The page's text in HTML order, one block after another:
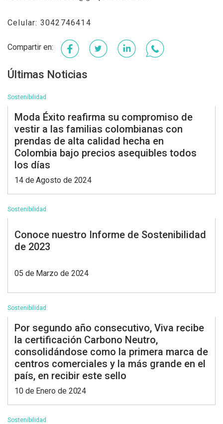
Celular: 3042746414
Últimas Noticias
Sostenibilidad
Moda Éxito reafirma su compromiso de
vestir a las familias colombianas con
prendas de alta calidad hecha en
Colombia bajo precios asequibles todos
los días
14 de Agosto de 2024
Sostenibilidad
Conoce nuestro Informe de Sostenibilidad
de 2023
05 de Marzo de 2024
Sostenibilidad
Por segundo año consecutivo, Viva recibe
la certificación Carbono Neutro,
consolidándose como la primera marca de
centros comerciales y la más grande en el
país, en recibir este sello
10 de Enero de 2024
Sostenibilidad
Facebook
TwitterLinkedInWhatsApp